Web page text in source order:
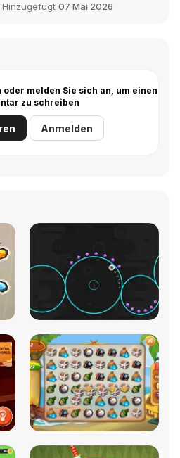
Hinzugefügt 07 Mai 2026
melden Sie sich an, um einen
zu schreiben
Anmelden